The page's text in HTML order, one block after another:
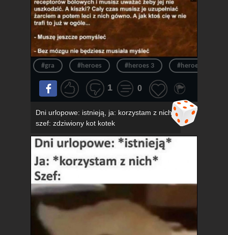
#gra #heroes #heroes 3 #heroes of
1 0
Dni urlopowe: istnieją, ja: korzystam z nich,
szef: zdziwiony kot kotek